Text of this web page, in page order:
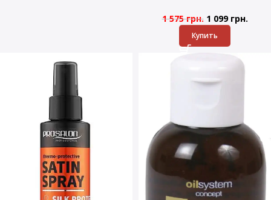
1 575грн. 1 099 грн.
Купить